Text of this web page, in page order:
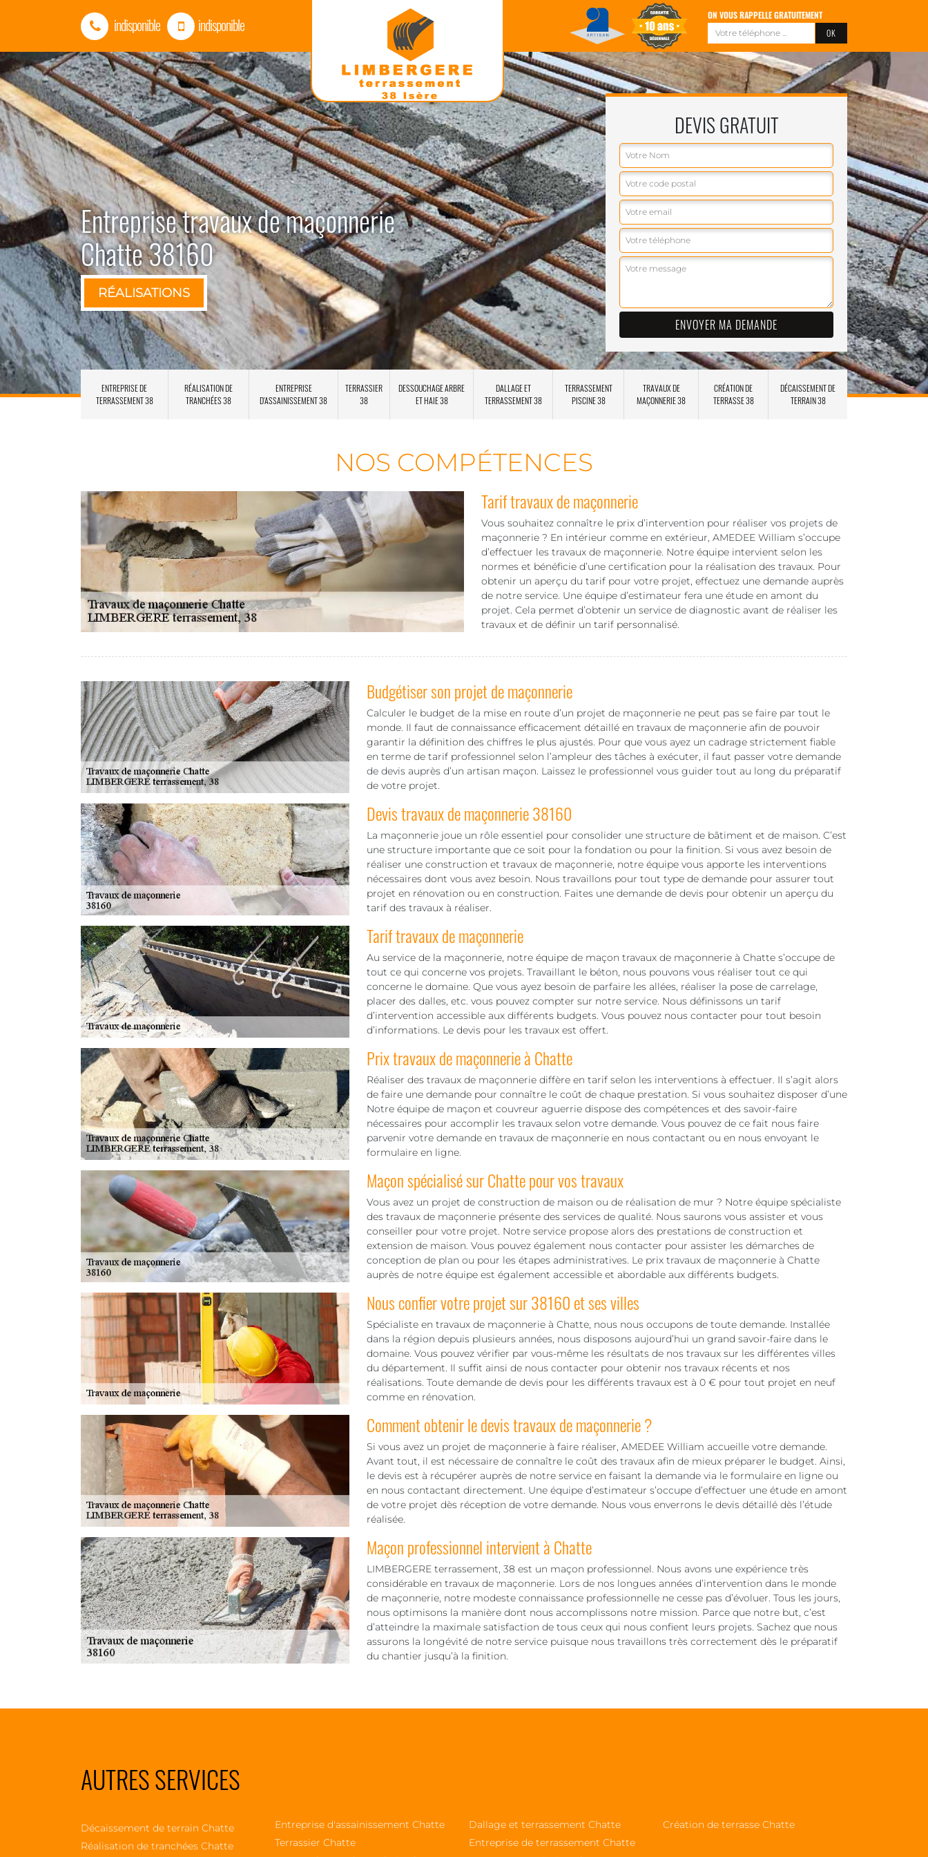
indisponible indisponible ON VOUS RAPPELLE GRATUITEMENT
Entreprise travaux de maçonnerie
Chatte 38160
RÉALISATIONS
DEVIS GRATUIT
ENTREPRISE DE
TERRASSEMENT 38
RÉALISATION DE
TRANCHÉES 38
ENTREPRISE
D'ASSAINISSEMENT 38
TERRASSIER
38
DESSOUCHAGE ARBRE
ET HAIE 38
DALLAGE ET
TERRASSEMENT 38
TERRASSEMENT
PISCINE 38
TRAVAUX DE
MAÇONNERIE 38
CRÉATION DE
TERRASSE 38
DÉCAISSEMENT DE
TERRAIN 38
NOS COMPÉTENCES
Tarif travaux de maçonnerie
Vous souhaitez connaître le prix d’intervention pour réaliser vos projets de
maçonnerie ? En intérieur comme en extérieur, AMEDEE William s’occupe
d’effectuer les travaux de maçonnerie. Notre équipe intervient selon les
normes et bénéficie d’une certification pour la réalisation des travaux. Pour
obtenir un aperçu du tarif pour votre projet, effectuez une demande auprès
de notre service. Une équipe d’estimateur fera une étude en amont du
projet. Cela permet d’obtenir un service de diagnostic avant de réaliser les
travaux et de définir un tarif personnalisé.
Budgétiser son projet de maçonnerie
Calculer le budget de la mise en route d’un projet de maçonnerie ne peut pas se faire par tout le
monde. Il faut de connaissance efficacement détaillé en travaux de maçonnerie afin de pouvoir
garantir la définition des chiffres le plus ajustés. Pour que vous ayez un cadrage strictement fiable
en terme de tarif professionnel selon l’ampleur des tâches à exécuter, il faut passer votre demande
de devis auprès d’un artisan maçon. Laissez le professionnel vous guider tout au long du préparatif
de votre projet.
Devis travaux de maçonnerie 38160
La maçonnerie joue un rôle essentiel pour consolider une structure de bâtiment et de maison. C’est
une structure importante que ce soit pour la fondation ou pour la finition. Si vous avez besoin de
réaliser une construction et travaux de maçonnerie, notre équipe vous apporte les interventions
nécessaires dont vous avez besoin. Nous travaillons pour tout type de demande pour assurer tout
projet en rénovation ou en construction. Faites une demande de devis pour obtenir un aperçu du
tarif des travaux à réaliser.
Tarif travaux de maçonnerie
Au service de la maçonnerie, notre équipe de maçon travaux de maçonnerie à Chatte s’occupe de
tout ce qui concerne vos projets. Travaillant le béton, nous pouvons vous réaliser tout ce qui
concerne le domaine. Que vous ayez besoin de parfaire les allées, réaliser la pose de carrelage,
placer des dalles, etc. vous pouvez compter sur notre service. Nous définissons un tarif
d’intervention accessible aux différents budgets. Vous pouvez nous contacter pour tout besoin
d’informations. Le devis pour les travaux est offert.
Prix travaux de maçonnerie à Chatte
Réaliser des travaux de maçonnerie diffère en tarif selon les interventions à effectuer. Il s’agit alors
de faire une demande pour connaître le coût de chaque prestation. Si vous souhaitez disposer d’une
Notre équipe de maçon et couvreur aguerrie dispose des compétences et des savoir-faire
nécessaires pour accomplir les travaux selon votre demande. Vous pouvez de ce fait nous faire
parvenir votre demande en travaux de maçonnerie en nous contactant ou en nous envoyant le
formulaire en ligne.
Maçon spécialisé sur Chatte pour vos travaux
Vous avez un projet de construction de maison ou de réalisation de mur ? Notre équipe spécialiste
des travaux de maçonnerie présente des services de qualité. Nous saurons vous assister et vous
conseiller pour votre projet. Notre service propose alors des prestations de construction et
extension de maison. Vous pouvez également nous contacter pour assister les démarches de
conception de plan ou pour les étapes administratives. Le prix travaux de maçonnerie à Chatte
auprès de notre équipe est également accessible et abordable aux différents budgets.
Nous confier votre projet sur 38160 et ses villes
Spécialiste en travaux de maçonnerie à Chatte, nous nous occupons de toute demande. Installée
dans la région depuis plusieurs années, nous disposons aujourd’hui un grand savoir-faire dans le
domaine. Vous pouvez vérifier par vous-même les résultats de nos travaux sur les différentes villes
du département. Il suffit ainsi de nous contacter pour obtenir nos travaux récents et nos
réalisations. Toute demande de devis pour les différents travaux est à 0 € pour tout projet en neuf
comme en rénovation.
Comment obtenir le devis travaux de maçonnerie ?
Si vous avez un projet de maçonnerie à faire réaliser, AMEDEE William accueille votre demande.
Avant tout, il est nécessaire de connaître le coût des travaux afin de mieux préparer le budget. Ainsi,
le devis est à récupérer auprès de notre service en faisant la demande via le formulaire en ligne ou
en nous contactant directement. Une équipe d’estimateur s’occupe d’effectuer une étude en amont
de votre projet dès réception de votre demande. Nous vous enverrons le devis détaillé dès l’étude
réalisée.
Maçon professionnel intervient à Chatte
LIMBERGERE terrassement, 38 est un maçon professionnel. Nous avons une expérience très
considérable en travaux de maçonnerie. Lors de nos longues années d’intervention dans le monde
de maçonnerie, notre modeste connaissance professionnelle ne cesse pas d’évoluer. Tous les jours,
nous optimisons la manière dont nous accomplissons notre mission. Parce que notre but, c’est
d’atteindre la maximale satisfaction de tous ceux qui nous confient leurs projets. Sachez que nous
assurons la longévité de notre service puisque nous travaillons très correctement dès le préparatif
du chantier jusqu’à la finition.
AUTRES SERVICES
Décaissement de terrain Chatte
Réalisation de tranchées Chatte
Entreprise d'assainissement Chatte
Terrassier Chatte
Dallage et terrassement Chatte
Entreprise de terrassement Chatte
Création de terrasse Chatte